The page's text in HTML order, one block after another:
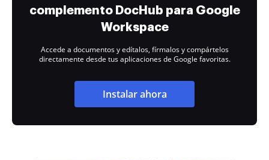
complemento DocHub para Google
Workspace
Accede a documentos y edítalos, fírmalos y compártelos
directamente desde tus aplicaciones de Google favoritas.
Instalar ahora